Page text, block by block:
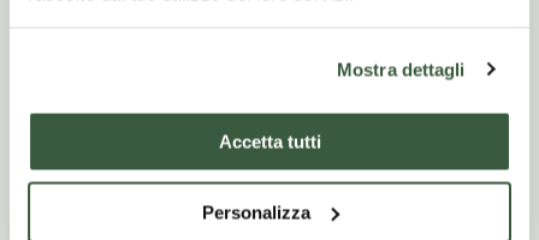
Mostra dettagli
Accetta tutti
Personalizza
Itinerario di viaggio
Giorno